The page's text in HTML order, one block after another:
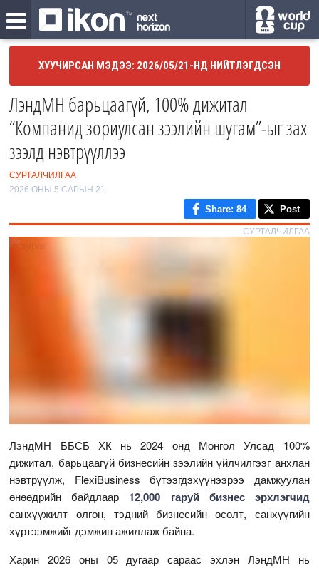
ХУУЧИРСАН МЭДЭЭ: 2026/05/21-НД НИЙТЛЭГДСЭН
ЛэндМН барьцаагүй, 100% дижитал
“Компанид зориулсан зээлийн шугам”-ыг зах
зээлд нэвтрүүллээ
СУРТАЛЧИЛГАА
2026 ОНЫ 5 САРЫН 21
Share: 84 Post
СУРТАЛЧИЛГАА
ЛэндМН ББСБ ХК нь 2024 онд Монгол Улсад 100%
дижитал, барьцаагүй бизнесийн зээлийн үйлчилгээг анхлан
нэвтрүүлж, FlexiBusiness бүтээгдэхүүнээрээ дамжуулан
өнөөдрийн байдлаар 12,000 гаруй бизнес эрхлэгчид
санхүүжилт олгон, тэдний бизнесийн өсөлт, санхүүгийн
хүртээмжийг дэмжин ажиллаж байна.
Харин 2026 оны 05 дугаар сараас эхлэн ЛэндМН нь